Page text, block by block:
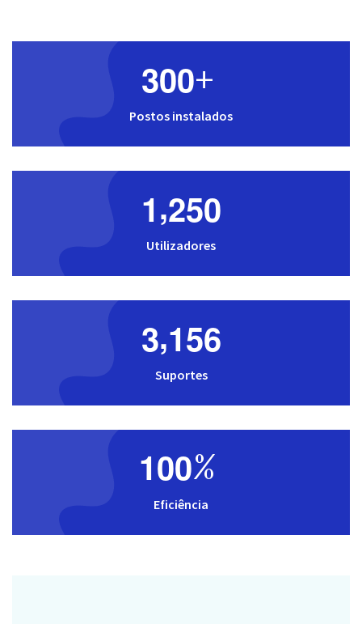
300+
Postos instalados
1,250
Utilizadores
3,156
Suportes
100%
Eficiência